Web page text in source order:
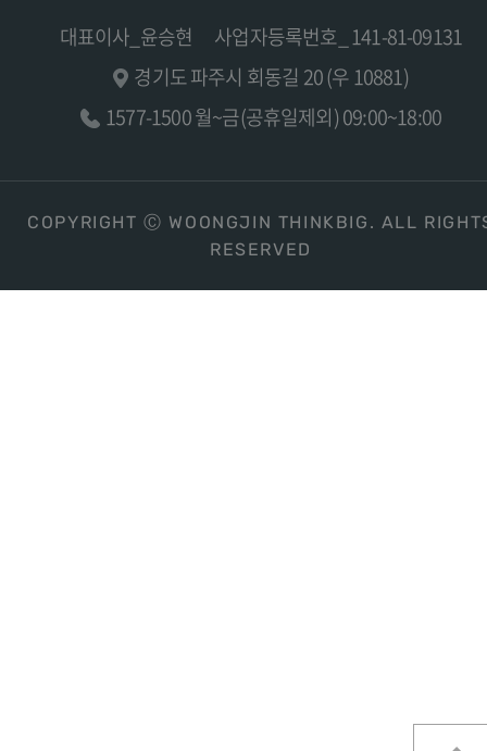
대표이사_윤승현
사업자등록번호_ 141-81-09131
경기도 파주시 회동길 20 (우 10881)
1577-1500 월~금(공휴일제외) 09:00~18:00
COPYRIGHT Ⓒ WOONGJIN THINKBIG. ALL
RESERVED